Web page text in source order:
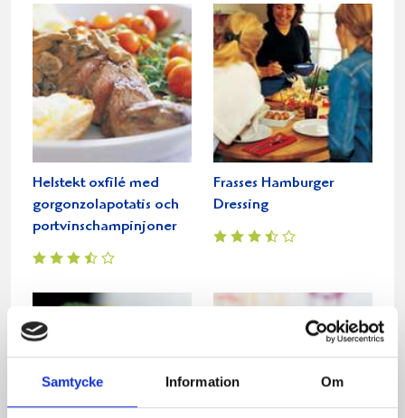
Samtycke Information Om
Helstekt oxfilé med
gorgonzolapotatis och
portvinschampinjoner
Frasses Hamburger
Dressing